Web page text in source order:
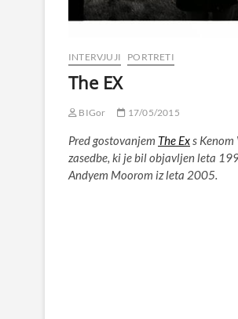
INTERVJUJI PORTRETI
The EX
BIGor 17/05/2015
Pred gostovanjem The Exs
zasedbe, ki je bil objavljen leta
Andyem Moorom iz leta 2005.